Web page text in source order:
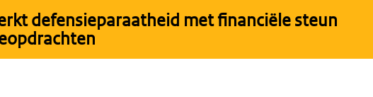
defensieparaatheid met financiële steun